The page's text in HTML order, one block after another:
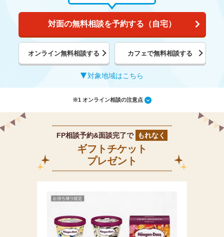
対面の無料相談を予約する（自宅）
オンライン無料相談する カフェで無料相談する
対象地域はこちら
※1 オンライン相談の注意点
FP相談予約&面談完了で もれなく
ギフトチケット
プレゼント